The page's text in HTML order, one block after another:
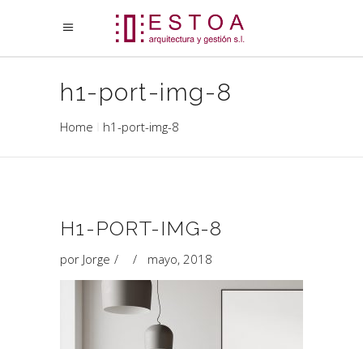
h1-port-img-8
Home h1-port-img-8
H1-PORT-IMG-8
por Jorge mayo, 2018